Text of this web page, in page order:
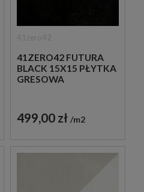
41ZERO42 FUTURA
BLACK 15X15 PŁYTKA
GRESOWA
499,00 zł m2